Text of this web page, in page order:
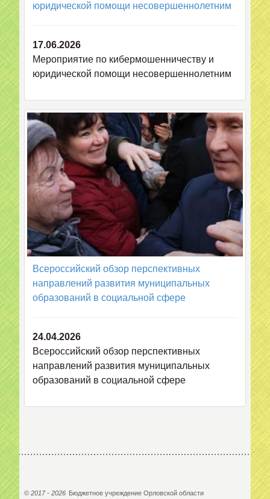
юридической помощи несовершеннолетним
17.06.2026
Мероприятие по кибермошенничеству и
юридической помощи несовершеннолетним
Всероссийский обзор перспективных
направлений развития муниципальных
образований в социальной сфере
24.04.2026
Всероссийский обзор перспективных
направлений развития муниципальных
образований в социальной сфере
© 2017 - 2026 Бюджетное учреждение Орловской области